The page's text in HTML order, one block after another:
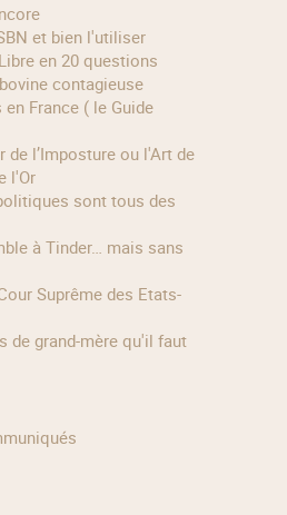
et bien l'utiliser
en 20 questions
contagieuse
l'Or